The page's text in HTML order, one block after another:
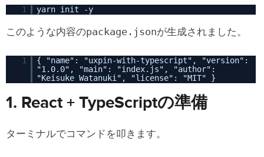
1 yarn init -y
このような内容のpackage.jsonが生成されました。
1
{ "name": "uxpin-with-typescript", "version":
"1.0.0", "main": "index.js", "author":
"Keisuke Watanuki", "license": "MIT" }
1. React + TypeScriptの準備
ターミナルでコマンドを叩きます。